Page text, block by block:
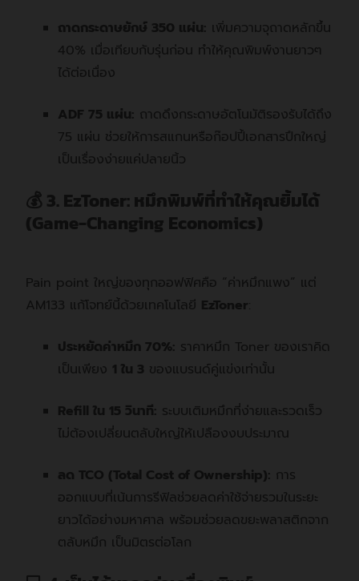
ถาดกระดาษยักษ์ 350 แผ่น: เพิ่มความจุถาดหลักขึ้น
40% เมื่อเทียบกับรุ่นก่อน ทำให้คุณพิมพ์งานยาวๆ
ได้ต่อเนื่อง
ADF 75 แผ่น: ถาดดึงกระดาษอัตโนมัติรองรับได้ถึง
75 แผ่น ช่วยให้การสแกนหรือก๊อปปี้เอกสารปึกใหญ่
เป็นเรื่องง่ายแค่ปลายนิ้ว
💰 3. EzToner: หมึกพิมพ์ที่ทำให้คุณยิ้มได้
(Game-Changing Economics)
Pain point ใหญ่ของทุกออฟฟิศคือ “ค่าหมึกแพง” แต่
AM133 แก้โจทย์นี้ด้วยเทคโนโลยี EzToner
ประหยัดค่าหมึก 70%: ราคาหมึก Toner ของเราคิด
เป็นเพียง 1 ใน 3 ของแบรนด์คู่แข่งเท่านั้น
Refill ใน 15 วินาที: ระบบเติมหมึกที่ง่ายและรวดเร็ว
ไม่ต้องเปลี่ยนตลับใหญ่ให้เปลืองงบประมาณ
ลด TCO (Total Cost of Ownership): การ
ออกแบบที่เน้นการรีฟิลช่วยลดค่าใช้จ่ายรวมในระยะ
ยาวได้อย่างมหาศาล พร้อมช่วยลดขยะพลาสติกจาก
ตลับหมึก เป็นมิตรต่อโลก